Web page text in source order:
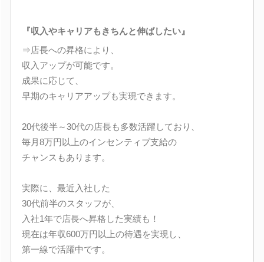
『収入やキャリアもきちんと伸ばしたい』
⇒店長への昇格により、
収入アップが可能です。
成果に応じて、
早期のキャリアアップも実現できます。
20代後半～30代の店長も多数活躍しており、
毎月8万円以上のインセンティブ支給の
チャンスもあります。
実際に、最近入社した
30代前半のスタッフが、
入社1年で店長へ昇格した実績も！
現在は年収600万円以上の待遇を実現し、
第一線で活躍中です。